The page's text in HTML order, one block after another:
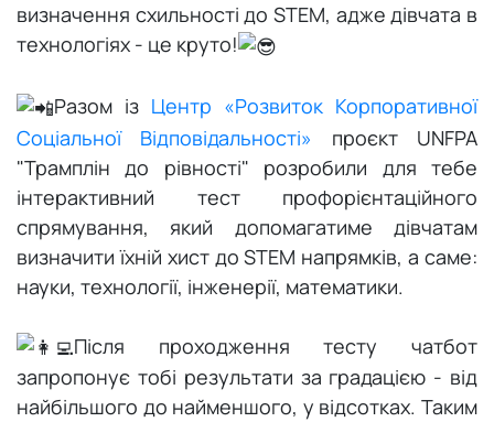
Тернопіль
Херсон
Хмельницький
Чернівці
визначення схильності до STEM, адже дівчата в
технологіях - це круто!
Разом із Центр «Розвиток Корпоративної
Соціальної Відповідальності» проєкт UNFPA
"Трамплін до рівності" розробили для тебе
інтерактивний тест профорієнтаційного
спрямування, який допомагатиме дівчатам
визначити їхній хист до STEM напрямків, а саме:
науки, технології, інженерії, математики.
Після проходження тесту чатбот
запропонує тобі результати за градацією - від
найбільшого до найменшого, у відсотках. Таким